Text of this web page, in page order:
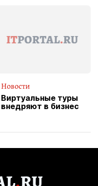
Новости
Виртуальные туры
внедряют в бизнес